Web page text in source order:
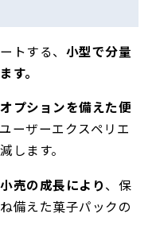
トする、 小型で分量
す。
プションを備えた便
ーザーエクスペリエ
します。
売の成長により、保
備えた菓子パックの